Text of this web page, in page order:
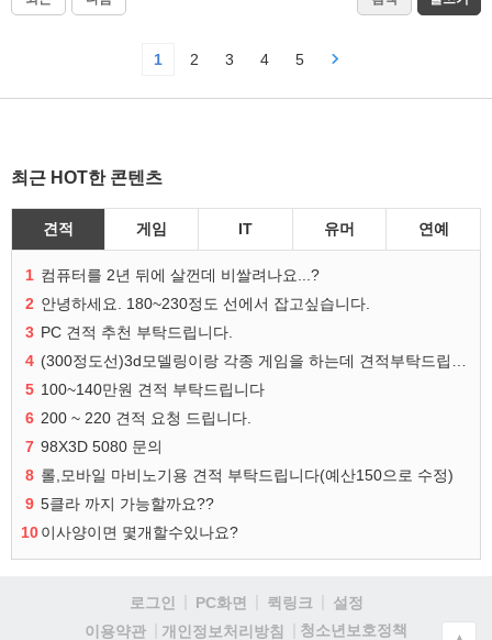
1 2 3 4 5
최근 HOT한 콘텐츠
견적 게임 IT 유머 연예
1 컴퓨터를 2년 뒤에 살껀데 비쌀려나요...?
2 안녕하세요. 180~230정도 선에서 잡고싶습니다.
3 PC 견적 추천 부탁드립니다.
4
5 100~140만원 견적 부탁드립니다
6 200 ~ 220 견적 요청 드립니다.
7 98X3D 5080 문의
8 롤,모바일 마비노기용 견적 부탁드립니다(예산150으로 수정)
9 5클라 까지 가능할까요??
10이사양이면 몇개할수있나요?
로그인 PC화면 퀵링크
설정
이용약관
개인정보처리방침 청소년보호정책